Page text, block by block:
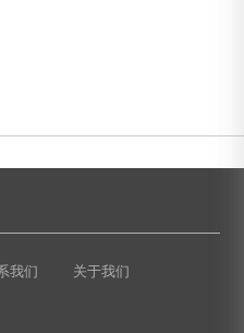
我们 关于我们